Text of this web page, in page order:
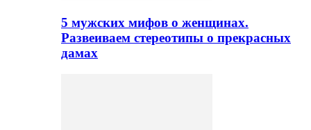
5 мужских мифов о женщинах.
Развеиваем стереотипы о прекрасных
дамах